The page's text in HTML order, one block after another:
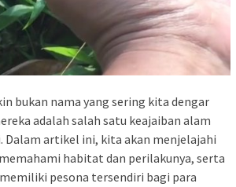
bukan nama yang sering kita dengar
adalah salah satu keajaiban alam
Dalam artikel ini, kita akan menjelajahi
habitat dan perilakunya, serta
pesona tersendiri bagi para